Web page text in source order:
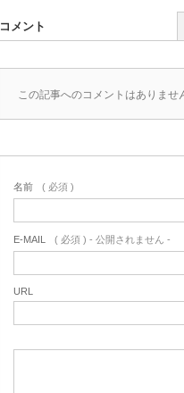
コメント
この記事へのコメントはありませ
名前 ( 必須 )
E-MAIL ( 必須 ) - 公開されません -
URL